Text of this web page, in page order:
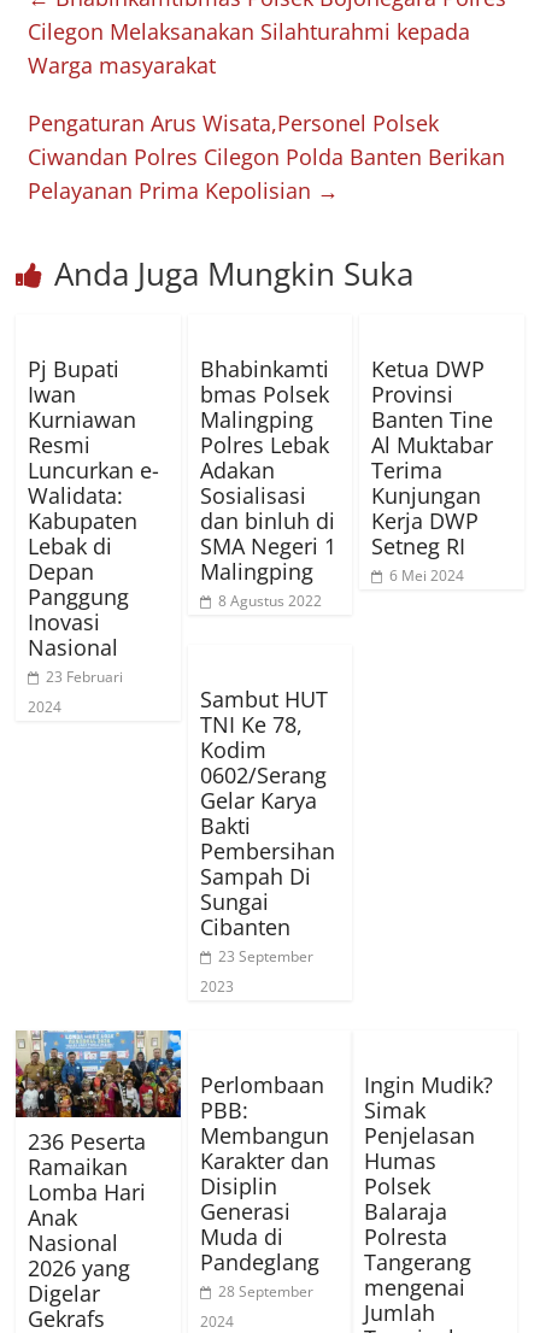
Cilegon Melaksanakan Silahturahmi kepada
Warga masyarakat
Pengaturan Arus Wisata,Personel Polsek
Ciwandan Polres Cilegon Polda Banten Berikan
Pelayanan Prima Kepolisian →
Anda Juga Mungkin Suka
Pj Bupati
Iwan
Kurniawan
Resmi
Luncurkan e-
Walidata:
Kabupaten
Lebak di
Depan
Panggung
Inovasi
Nasional
23 Februari
2024
Bhabinkamti
bmas Polsek
Malingping
Polres Lebak
Adakan
Sosialisasi
dan binluh di
SMA Negeri 1
Malingping
8 Agustus 2022
Ketua DWP
Provinsi
Banten Tine
Al Muktabar
Terima
Kunjungan
Kerja DWP
Setneg RI
6 Mei 2024
Sambut HUT
TNI Ke 78,
Kodim
0602/Serang
Gelar Karya
Bakti
Pembersihan
Sampah Di
Sungai
Cibanten
23 September
2023
236 Peserta
Ramaikan
Lomba Hari
Anak
Nasional
2026 yang
Digelar
Gekrafs
Perlombaan
PBB:
Membangun
Karakter dan
Disiplin
Generasi
Muda di
Pandeglang
28 September
2024
Ingin Mudik?
Simak
Penjelasan
Humas
Polsek
Balaraja
Polresta
Tangerang
mengenai
Jumlah